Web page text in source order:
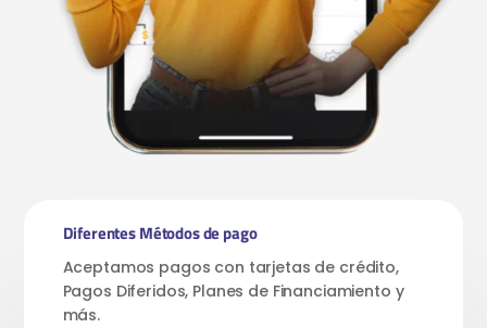
Diferentes Métodos de pago
Aceptamos pagos con tarjetas de crédito,
Pagos Diferidos, Planes de Financiamiento y
más.